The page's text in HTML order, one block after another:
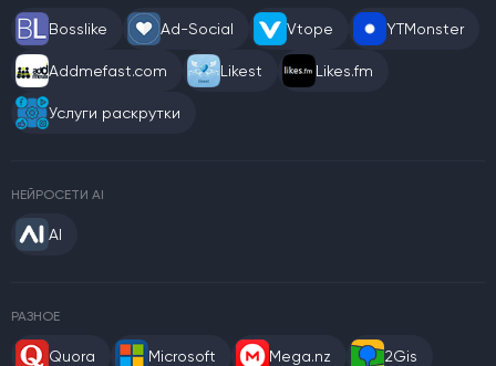
Bosslike Ad-Social Vtope YTMonster
Addmefast.com Likest Likes.fm
Услуги раскрутки
НЕЙРОСЕТИ AI
AI
РАЗНОЕ
Quora Microsoft Mega.nz 2Gis